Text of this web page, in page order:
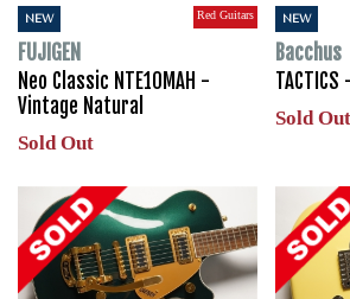
NEW Red Guitars
FUJIGEN
Neo Classic NTE10MAH -
Vintage Natural
Sold Out
NEW
Bacchus
TACTICS
Sold Out